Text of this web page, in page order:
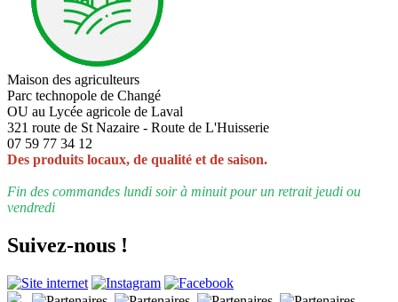
Maison des agriculteurs
Parc technopole de Changé
OU au Lycée agricole de Laval
321 route de St Nazaire - Route de L'Huisserie
07 59 77 34 12
Des produits locaux, de qualité et de saison.
Fin des commandes lundi soir à minuit pour un retrait jeudi ou
vendredi
Suivez-nous !